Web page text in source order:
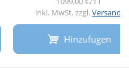
inkl. MwSt. zzgl.Versand
Hinzufügen